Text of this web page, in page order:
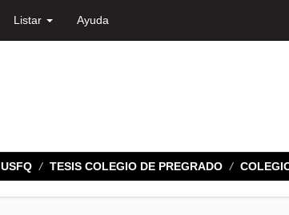
Listar Ayuda
TESIS COLEGIO DE PREGRADO